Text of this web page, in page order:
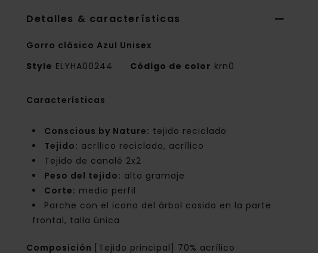
Detalles & características
Gorro clásico Azul Unisex
Style ELYHA00244 Código de color krn0
Características
Conscious by Nature: tejido reciclado
Tejido: acrílico reciclado, acrílico
Tejido de canalé 2x2
Peso del tejido: alto gramaje
Corte: medio perfil
Parche con el icono del árbol cosido en la parte
frontal, talla única
Composición [Tejido principal] 70% acrílico